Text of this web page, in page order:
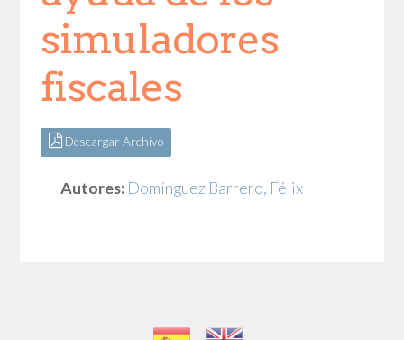
simuladores
fiscales
Descargar Archivo
Autores: Domínguez Barrero, Félix